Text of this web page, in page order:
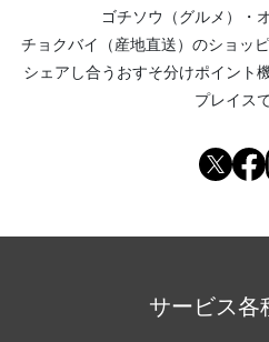
ゴチソウ（グルメ）
・
チョクバイ（産地直送） のショッ
シェアし合う おすそ分けポイント
プレイス
サービス各